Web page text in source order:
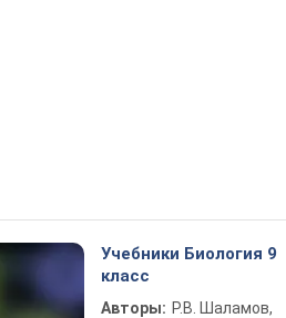
Учебники Биология 9
класс
Авторы: Р.В. Шаламов,